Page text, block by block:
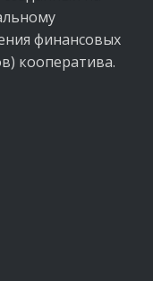
финансовых
кооператива.